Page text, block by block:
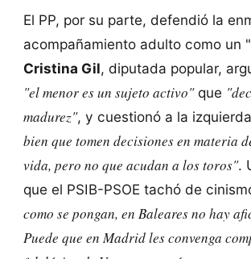
El PP, por su parte, defendió la
acompañamiento adulto como un
Cristina Gil, diputada popular,
"el menor es un sujeto activo"que
madurez", y cuestionó a la
bien que tomen decisiones en materia
vida, pero no que acudan a los toros".
que el PSIB-PSOE tachó de
como se pongan, en Baleares no hay
Puede que en Madrid les convenga